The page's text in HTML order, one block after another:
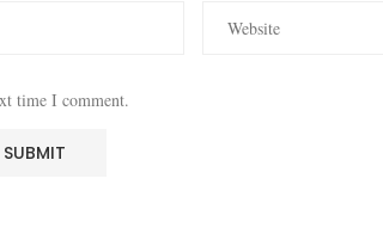
time I comment.